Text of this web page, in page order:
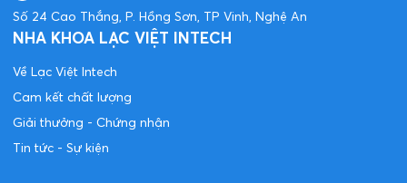
NHA KHOA LẠC VIỆT INTECH
Về Lạc Việt Intech
Cam kết chất lượng
Giải thưởng - Chứng nhận
Tin tức - Sự kiện
Số 24 Cao Thắng, P. Hồng Sơn, TP Vinh, Nghệ An